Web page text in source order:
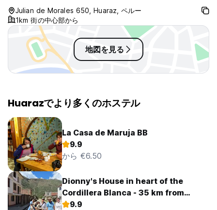
Julian de Morales 650, Huaraz, ペルー
1km 街の中心部から
地図を見る
Huarazでより多くのホステル
La Casa de Maruja BB
9.9
から €6.50
Dionny's House in heart of the
Cordillera Blanca - 35 km from
Huaraz
9.9